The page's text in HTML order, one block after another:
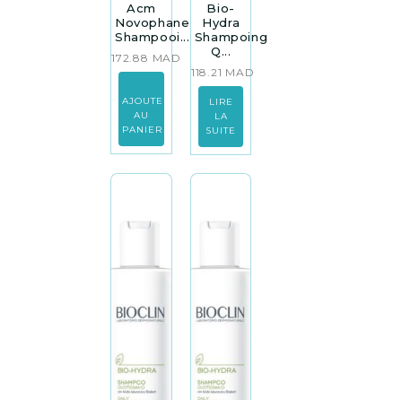
Acm
Novophane
Shampooi...
172.88 MAD
AJOUTER
AU
PANIER
Bio-
Hydra
Shampoing
Q...
118.21 MAD
LIRE
LA
SUITE